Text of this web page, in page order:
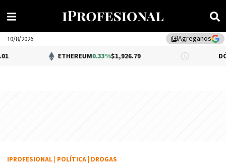
library_addAgreganos
10/8/2026
ETHEREUM0.33%$1,926.79 DÓLAR BNA
IPROFESIONAL POLÍTICA DROGAS